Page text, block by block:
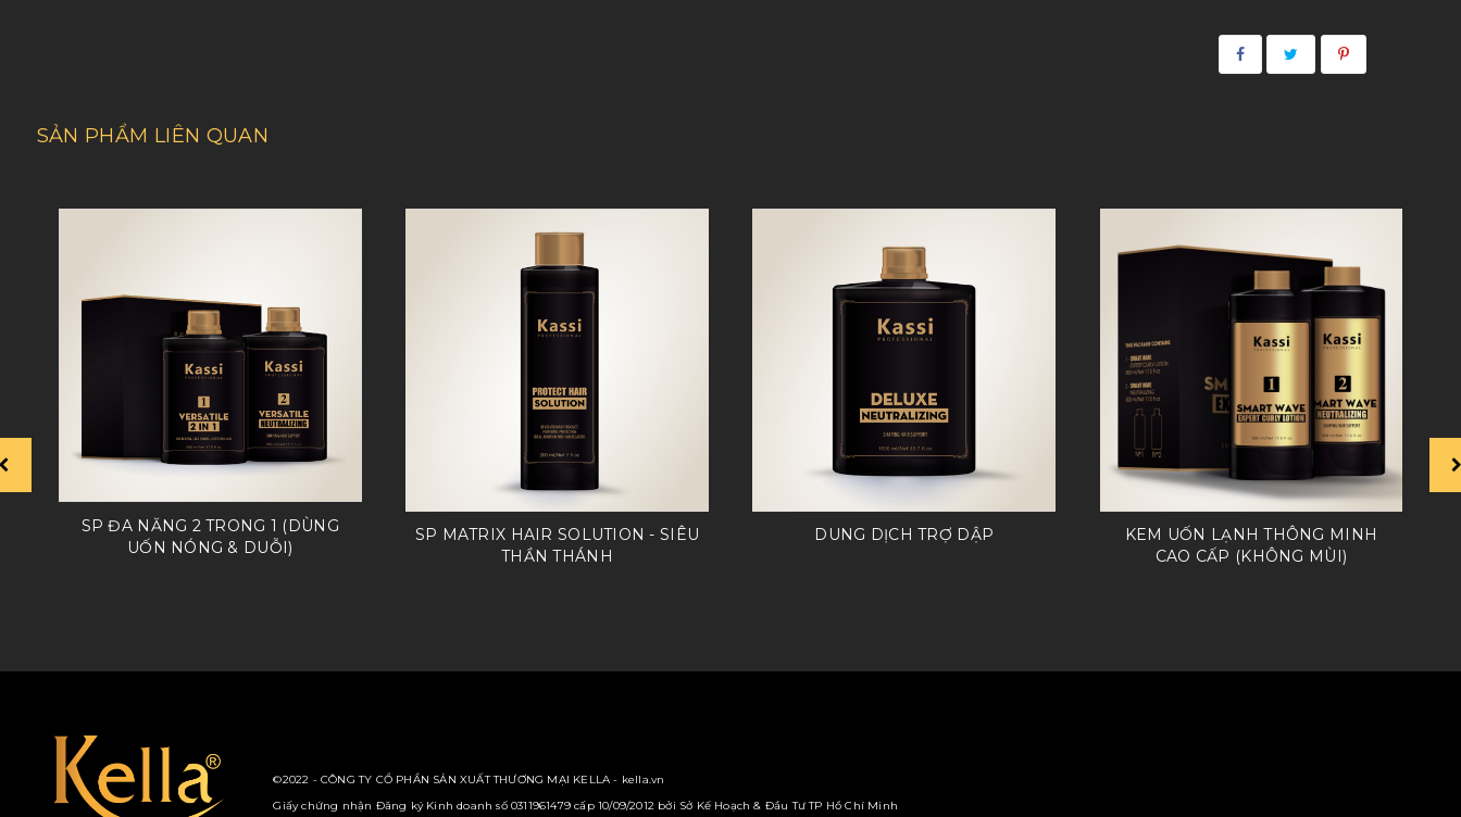
SẢN PHẨM LIÊN QUAN
SP ĐA NĂNG 2 TRONG 1 (DÙNG
UỐN NÓNG & DUỖI)
SP MATRIX HAIR SOLUTION - SIÊU
THẦN THÁNH
DUNG DỊCH TRỢ DẬP
KEM UỐN LẠNH THÔNG MINH
CAO CẤP (KHÔNG MÙI)
©2022 - CÔNG TY CỔ PHẦN SẢN XUẤT THƯƠNG MẠI KELLA - kella.vn
Giấy chứng nhận Đăng ký Kinh doanh số 0311961479 cấp 10/09/2012 bởi Sở Kế Hoạch & Đầu Tư TP Hồ Chí Minh